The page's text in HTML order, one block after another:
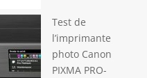
Test de
l’imprimante
photo Canon
PIXMA PRO-